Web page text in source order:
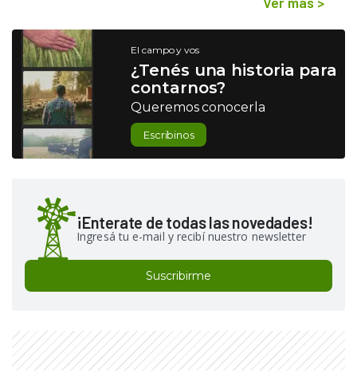
El campo y vos
¿Tenés una historia para
contarnos?
Queremos conocerla
Escribinos
¡Enterate de todas las novedades!
Ingresá tu e-mail y recibí nuestro newsletter
Suscribirme